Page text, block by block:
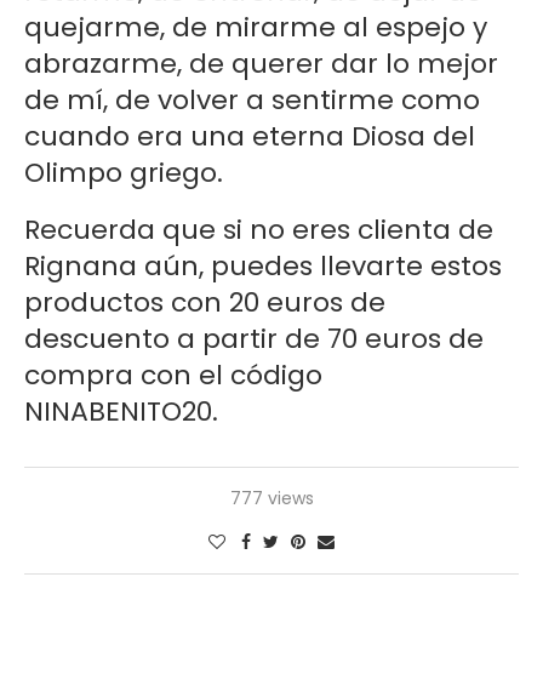
quejarme, de mirarme al espejo y
abrazarme, de querer dar lo mejor
de mí, de volver a sentirme como
cuando era una eterna Diosa del
Olimpo griego.
Recuerda que si no eres clienta de
Rignana aún, puedes llevarte estos
productos con 20 euros de
descuento a partir de 70 euros de
compra con el código
NINABENITO20.
777 views